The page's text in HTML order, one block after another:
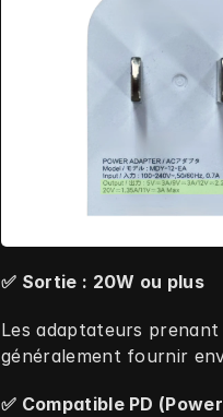
✅ Sortie : 20W ou plus
Les adaptateurs
généralement fournir
✅ Compatible PD